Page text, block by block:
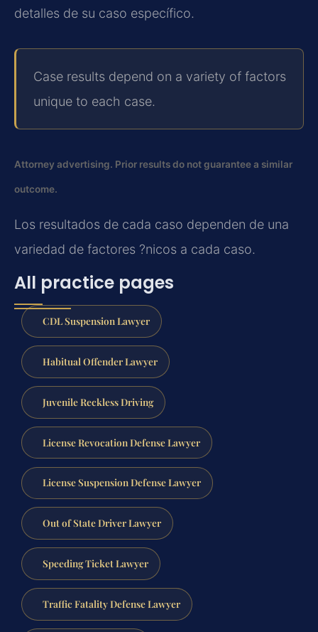
detalles de su caso específico.
Case results depend on a variety of factors
unique to each case.
Attorney advertising. Prior results do not guarantee a similar
outcome.
Los resultados de cada caso dependen de una
variedad de factores ?nicos a cada caso.
All practice pages
CDL Suspension Lawyer
Habitual Offender Lawyer
Juvenile Reckless Driving
License Revocation Defense Lawyer
License Suspension Defense Lawyer
Out of State Driver Lawyer
Speeding Ticket Lawyer
Traffic Fatality Defense Lawyer